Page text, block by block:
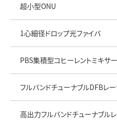
超小型ONU
1心細径ドロップ光ファイバ
PBS集積型コヒーレントミキサー
フルバンドチューナブルDFBレ
高出力フルバンドチューナブル